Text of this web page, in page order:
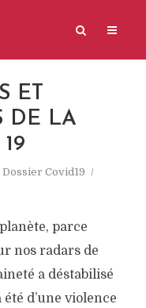
ET
DE LA
Dossier Covid19
parce
nos radars de
a déstabilisé
d’une violence